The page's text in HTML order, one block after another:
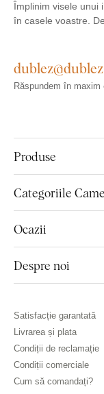
Împlinim visele unui
în casele voastre.
Produse
Categoriile
Ocazii
Despre noi
Răspundem în maxim
Satisfacție garantată
Livrarea și plata
Condiții de reclamație
Condiții comerciale
Cum să comandați?